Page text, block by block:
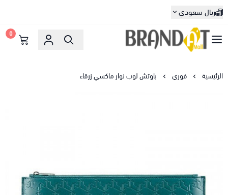
ريال سعودي
براندات مول
0
الرئيسية فوري باوتش لوب نوار ماكسي زرقاء